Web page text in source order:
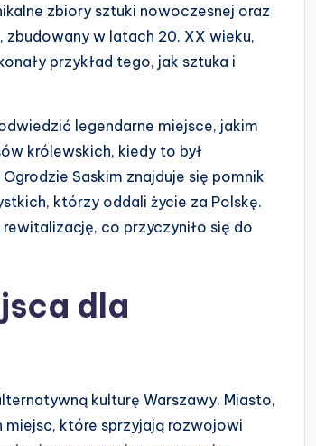
zbiory sztuki nowoczesnej oraz
w latach 20. XX wieku,
przykład tego, jak sztuka i
legendarne miejsce, jakim
królewskich, kiedy to był
Saskim znajduje się pomnik
którzy oddali życie za Polskę.
co przyczyniło się do
dla
kulturę Warszawy. Miasto,
które sprzyjają rozwojowi